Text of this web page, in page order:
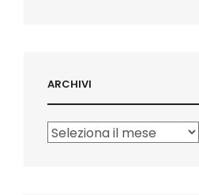
ARCHIVI
Archivi